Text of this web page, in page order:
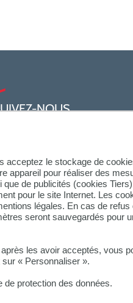
acceptez le stockage de
appareil pour réaliser des
de publicités (cookies
pour le site Internet. Les
légales. En cas de refus
seront sauvegardés pour
les avoir acceptés, vous
« Personnaliser ».
de protection des données.
NOUS